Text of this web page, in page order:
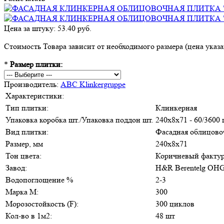
Цена за штуку: 53.40 руб.
Стоимость Товара зависит от необходимого размера (цена
* Размер плитки:
Производитель: ABC Klinkergruppe
Характеристики:
Тип плитки:
Клинкерная
Упаковка коробка шт./Упаковка поддон шт. 240х8х71 - 60/3600
Вид плитки:
Фасадная
Размер, мм
240х8х71
Тон цвета:
Коричневый
Завод:
H&R Berentelg
Водопоглощение %
2-3
Марка М:
300
Морозостойкость (F):
300 циклов
Кол-во в 1м2:
48 шт